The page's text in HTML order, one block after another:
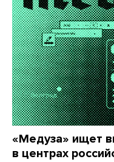
«Медуза» ищет
в центрах